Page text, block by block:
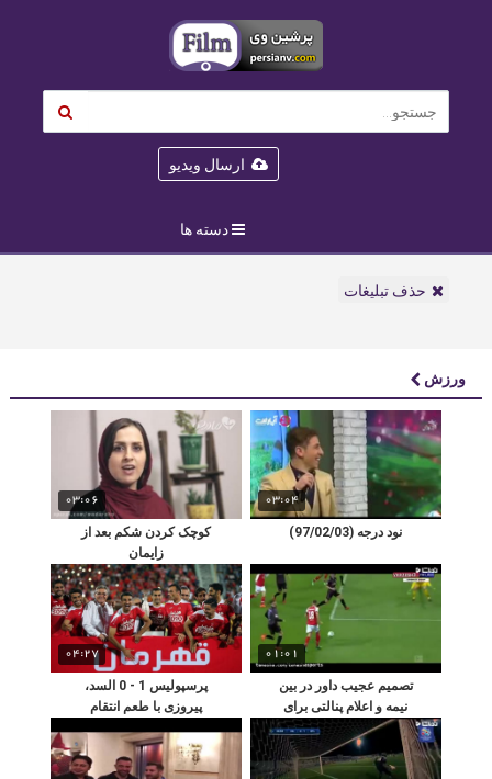
ارسال ویدیو
دسته ها
حذف تبلیغات
ورزش
03:04
نود درجه (97/02/03)
03:06
کوچک کردن شکم بعد از
زایمان
01:01
تصمیم عجیب داور در بین
نیمه و اعلام پنالتی برای
04:27
پرسپولیس 1 - 0 السد،
پیروزی با طعم انتقام